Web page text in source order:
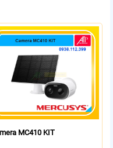
MC410 KIT